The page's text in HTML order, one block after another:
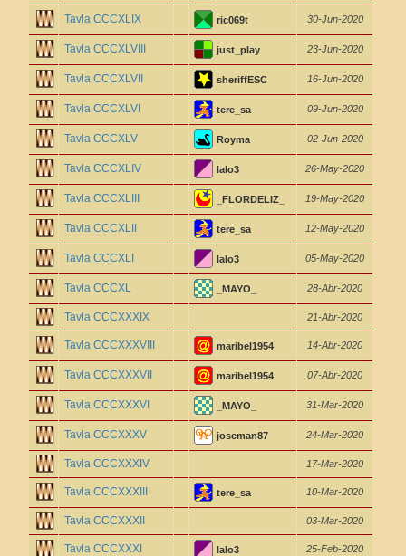
Tavla CCCXLIX ric069t 30-Jun-2020
Tavla CCCXLVIII just_play 23-Jun-2020
Tavla CCCXLVII sheriffESC 16-Jun-2020
Tavla CCCXLVI tere_sa 09-Jun-2020
Tavla CCCXLV Royma 02-Jun-2020
Tavla CCCXLIV lalo3 26-May-2020
Tavla CCCXLIII _FLORDELIZ_ 19-May-2020
Tavla CCCXLII tere_sa 12-May-2020
Tavla CCCXLI lalo3 05-May-2020
Tavla CCCXL _MAYO_ 28-Abr-2020
Tavla CCCXXXIX 21-Abr-2020
Tavla CCCXXXVIII maribel1954 14-Abr-2020
Tavla CCCXXXVII maribel1954 07-Abr-2020
Tavla CCCXXXVI _MAYO_ 31-Mar-2020
Tavla CCCXXXV joseman87 24-Mar-2020
Tavla CCCXXXIV 17-Mar-2020
Tavla CCCXXXIII tere_sa 10-Mar-2020
Tavla CCCXXXII 03-Mar-2020
Tavla CCCXXXI lalo3 25-Feb-2020